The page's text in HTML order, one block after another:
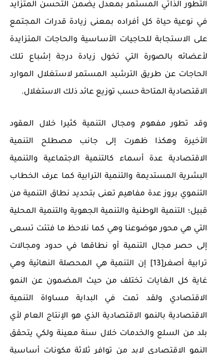
التطور الذاتي المستمر بمعدل يضمن التحسن المتزايد
في نوعية حياة كل أفراده بمعنى زيادة قدرات المجتمع
على الاستجابة للحاجيات الأساسية والحاجات المتزايدة
لأعضائه بالصورة التي تخول زيادة درجة إشباع تلك
الحاجات عن طريق الترشيد المستمر لاستغلال الموارد
الاقتصادية المتاحة حسب توزيع عائد ذلك الاستغلال.
وقد تطور مفهوم ومجال التنمية كثيرا خلال العقود
الأخيرة وهكذا ظهرت إلى جانب مصطلح التنمية
الاقتصادية عدة أسماء كالتنمية الاجتماعية والتنمية
البشرية المستديمة والتنمية الترابية كما عرف الخطاب
التنموي بروز عدة مفاهيم تعنى بتحديد نطاق التنمية من
قبيل؛ التنمية الوطنية والتنمية الجهوية والتنمية المحلية
التي هي محور موضوعنا وهي كما نلاحظ ما فتئت تسعى
إلى حصر مجال التنمية أو نطاقها في حدود ومجالات
ترابية أصغر[13] إن التنمية هي المحصلة النهائية وهي
غاية كل الغايات تختلف من حيث المضمون عن النمو
الاقتصادي ولقد تمت في البداية مساواة التنمية
الاقتصادية بالنمو الاقتصادية الذي هو الإنتاج العام لأي
بلد من السلع والخدمات خلال سنة معينة ولكي يتحقق
النمو الاقتصادي لابد من توافر ثلاثة مكونات أساسية